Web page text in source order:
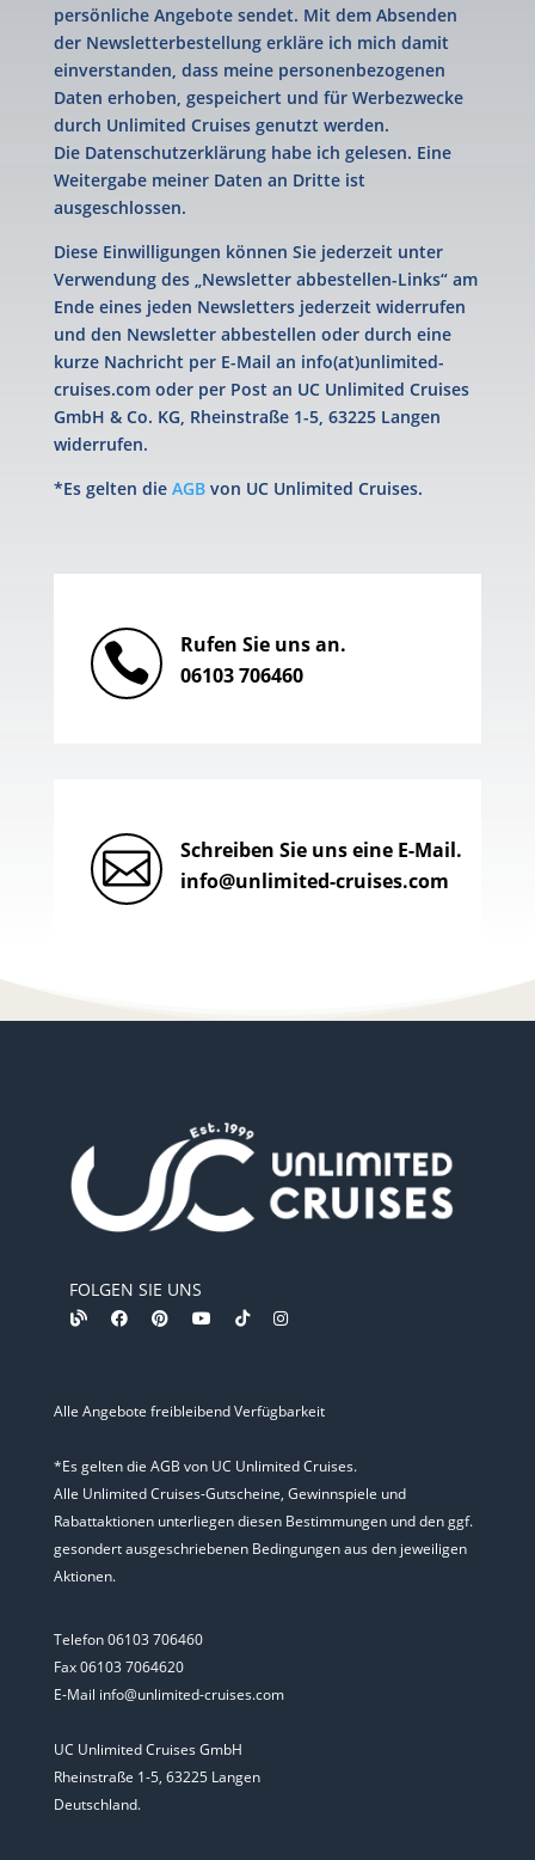
persönliche Angebote sendet. Mit dem Absenden
der Newsletterbestellung erkläre ich mich damit
einverstanden, dass meine personenbezogenen
Daten erhoben, gespeichert und für Werbezwecke
durch Unlimited Cruises genutzt werden.
Die Datenschutzerklärung habe ich gelesen. Eine
Weitergabe meiner Daten an Dritte ist
ausgeschlossen.
Diese Einwilligungen können Sie jederzeit unter
Verwendung des „Newsletter abbestellen-Links“ am
Ende eines jeden Newsletters jederzeit widerrufen
und den Newsletter abbestellen oder durch eine
kurze Nachricht per E-Mail an info(at)unlimited-
cruises.com oder per Post an UC Unlimited Cruises
GmbH & Co. KG, Rheinstraße 1-5, 63225 Langen
widerrufen.
*Es gelten die AGBvon UC Unlimited Cruises.

Rufen Sie uns an.
06103 706460

Schreiben Sie uns eine E-Mail.
info@unlimited-cruises.com
FOLGEN SIE UNS
Alle Angebote freibleibend Verfügbarkeit
*Es gelten die AGB von UC Unlimited Cruises.
Alle Unlimited Cruises-Gutscheine, Gewinnspiele und
Rabattaktionen unterliegen diesen Bestimmungen und den ggf.
gesondert ausgeschriebenen Bedingungen aus den jeweiligen
Aktionen.
Telefon 06103 706460
Fax 06103 7064620
E-Mail info@unlimited-cruises.com
UC Unlimited Cruises GmbH
Rheinstraße 1-5, 63225 Langen
Deutschland.